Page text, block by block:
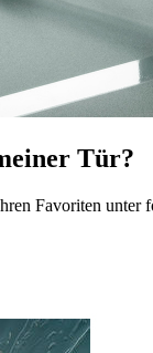
Tür?
Favoriten unter